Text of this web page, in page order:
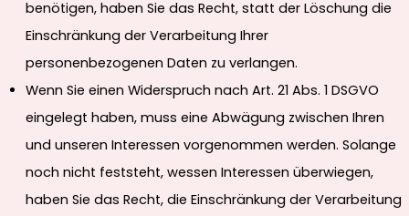
benötigen, haben Sie das Recht, statt der Löschung die
Einschränkung der Verarbeitung Ihrer
personenbezogenen Daten zu verlangen.
Wenn Sie einen Widerspruch nach Art. 21 Abs. 1 DSGVO
eingelegt haben, muss eine Abwägung zwischen Ihren
und unseren Interessen vorgenommen werden. Solange
noch nicht feststeht, wessen Interessen überwiegen,
haben Sie das Recht, die Einschränkung der Verarbeitung